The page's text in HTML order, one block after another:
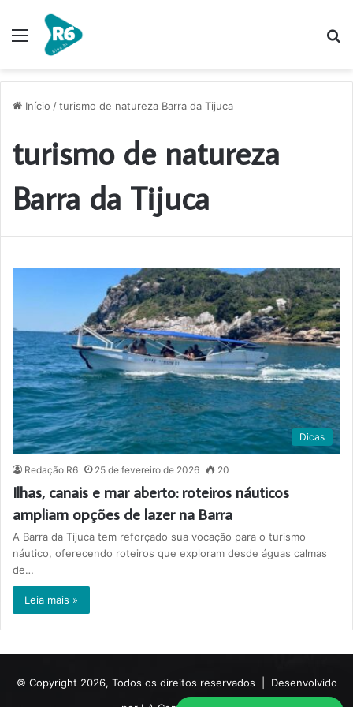
Menu
Início /turismo de natureza Barra da Tijuca
turismo de natureza
Barra da Tijuca
Dicas
Redação R6 25 de fevereiro de 2026 20
Ilhas, canais e mar aberto: roteiros náuticos
ampliam opções de lazer na Barra
A Barra da Tijuca tem reforçado sua vocação para o turismo
náutico, oferecendo roteiros que exploram desde águas calmas
de…
Leia mais »
© Copyright 2026, Todos os direitos reservados | Desenvolvido